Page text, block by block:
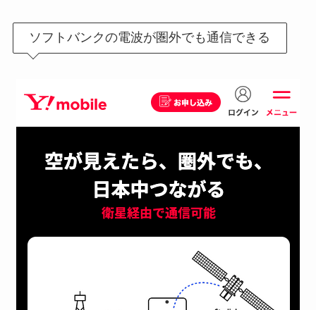
ソフトバンクの電波が圏外でも通信できる